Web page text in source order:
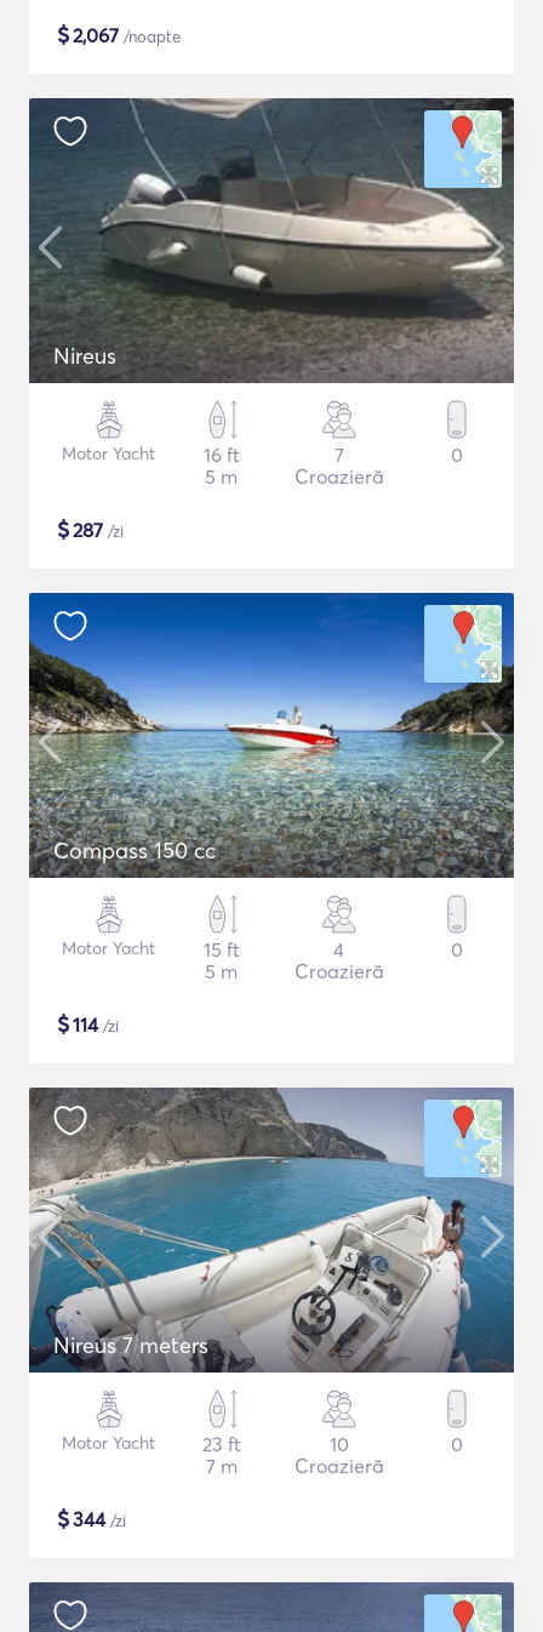
$2,067 /noapte
Nireus
Motor Yacht
16 ft
5 m
7
Croazieră
0
$287 /zi
Compass 150 cc
Motor Yacht
15 ft
5 m
4
Croazieră
0
$114/zi
Nireus 7 meters
Motor Yacht
23 ft
7 m
10
Croazieră
0
$344/zi